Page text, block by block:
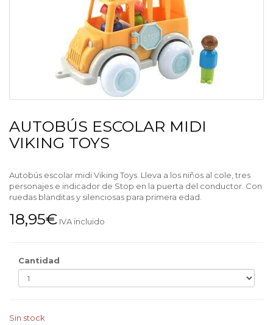
AUTOBÚS ESCOLAR MIDI
VIKING TOYS
Autobús escolar midi Viking Toys. Lleva a los niños al cole, tres
personajes e indicador de Stop en la puerta del conductor. Con
ruedas blanditas y silenciosas para primera edad.
18,95€ IVA incluido
Cantidad
Sin stock